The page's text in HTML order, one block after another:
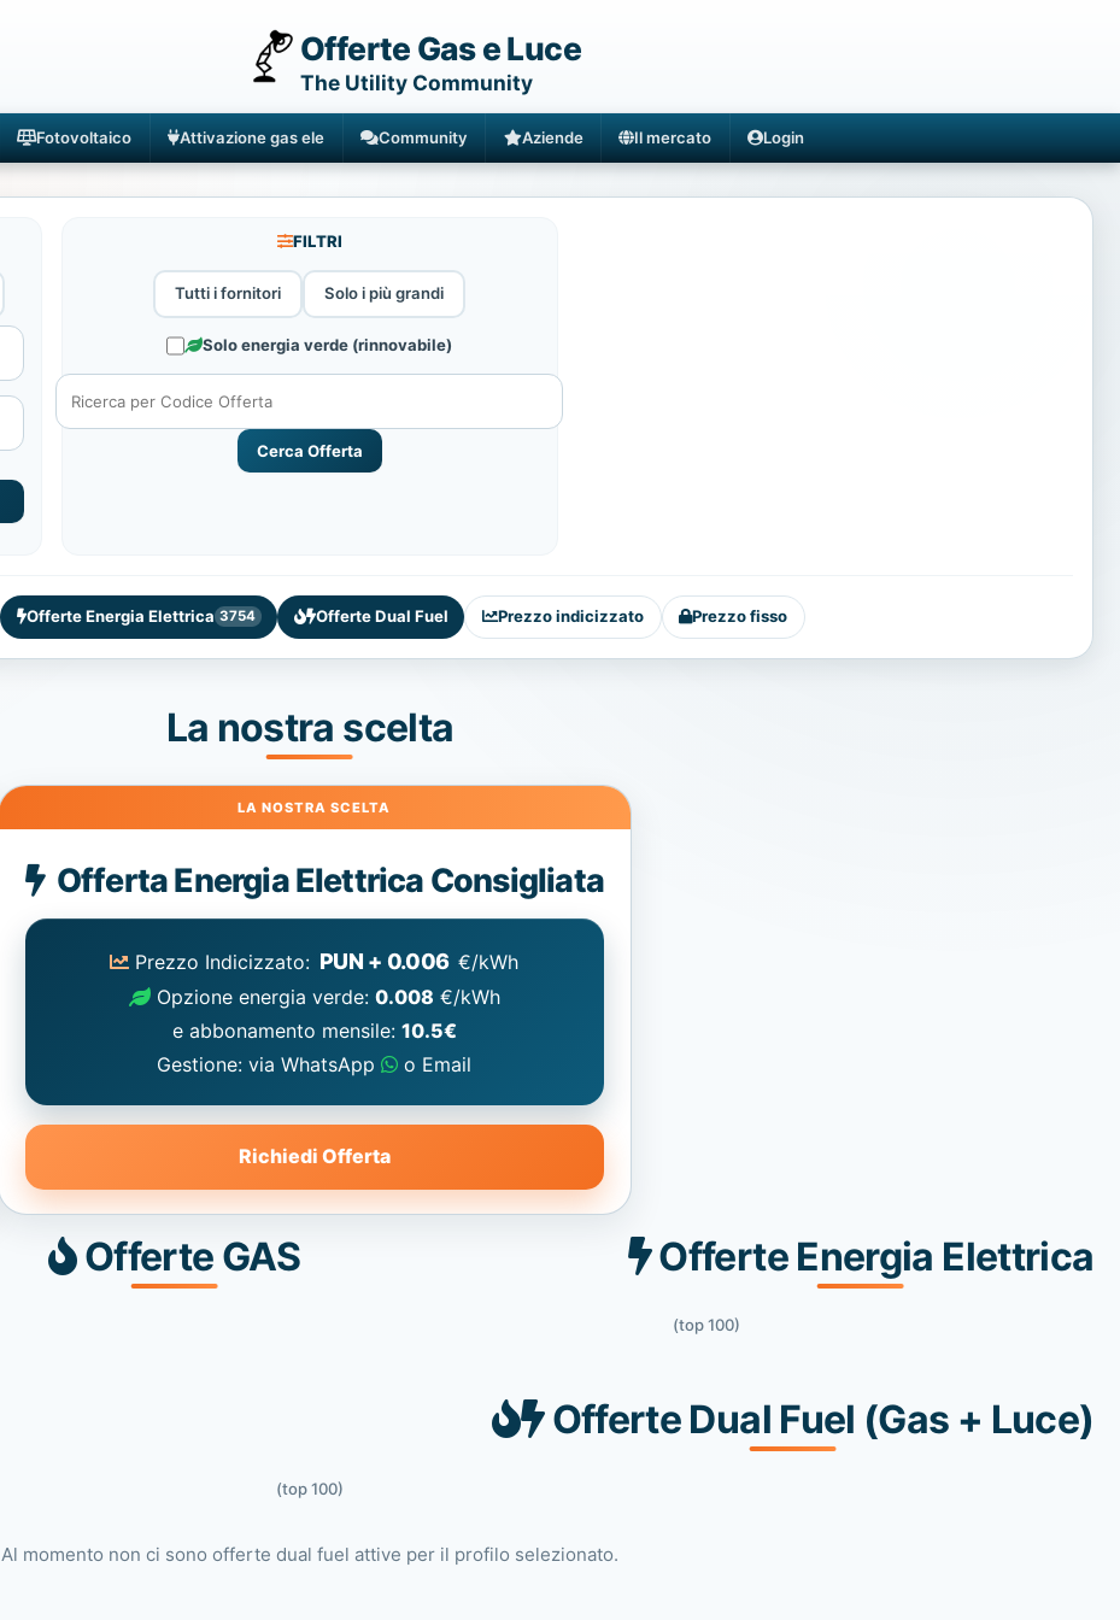
Offerte Gas e Luce
The Utility Community
Fotovoltaico Attivazione gas ele Community Aziende Il mercato Login
FILTRI
Tutti i fornitori Solo i più grandi
Solo energia verde (rinnovabile)
Cerca Offerta
Offerte Energia Elettrica 3754 Offerte Dual Fuel Prezzo indicizzato Prezzo fisso
La nostra scelta
Energia
Elettrica
consigliata
Offerta Energia Elettrica Consigliata
Prezzo Indicizzato: PUN + 0.006 €/kWh
Opzione energia verde: 0.008 €/kWh
e abbonamento mensile: 10.5€
Gestione: via WhatsApp
o Email
Richiedi Offerta
Offerte GAS Offerte Energia Elettrica
(top 100)
Offerte Dual Fuel (Gas + Luce)
(top 100)
Al momento non ci sono offerte dual fuel attive per il profilo selezionato.